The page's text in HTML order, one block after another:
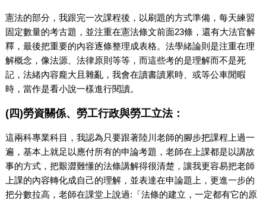
憲法的部分，我跟完一次課程後，以刷題的方式準備，每天練習
固定數量的考古題，並注重在憲法條文前面23條，還有大法官解
釋，最後把重要的內容逐條整理成表格。法學緒論則是注重在理
解概念，像法源、法律原則等等，而這些考的是理解而不是死
記，法緒內容龐大且雜亂，我會在讀書讀累時、或等公車閒暇
時，當作是看小說一樣進行閱讀。
(四)勞資關係、勞工行政與勞工立法：
這兩科專業科目，我認為只要跟著陸川老師的腳步把課程上過一
遍，基本上就足以應付所有的申論考題，老師在上課都是以講故
事的方式，把艱澀難懂的法條講解得很清楚，讓我更容易把老師
上課的內容轉化成自己的理解，並表達在申論題上，更進一步的
把分數拉高，老師在課堂上說過:「法條的建立，一定都有它的原